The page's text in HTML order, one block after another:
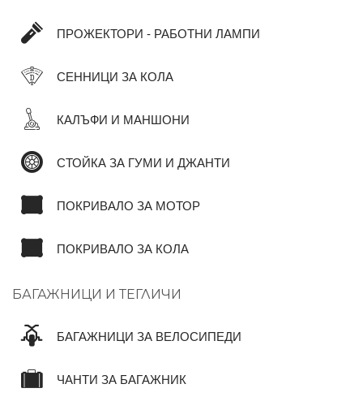
ПРОЖЕКТОРИ - РАБОТНИ ЛАМПИ
СЕННИЦИ ЗА КОЛА
КАЛЪФИ И МАНШОНИ
СТОЙКА ЗА ГУМИ И ДЖАНТИ
ПОКРИВАЛО ЗА МОТОР
ПОКРИВАЛО ЗА КОЛА
БАГАЖНИЦИ И ТЕГЛИЧИ
БАГАЖНИЦИ ЗА ВЕЛОСИПЕДИ
ЧАНТИ ЗА БАГАЖНИК